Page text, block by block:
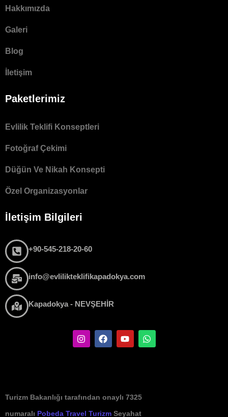
Hakkımızda
Galeri
Blog
İletişim
Paketlerimiz
Evlilik Teklifi Konseptleri
Fotoğraf Çekimi
Düğün Ve Nikah Konsepti
Özel Organizasyonlar
İletişim Bilgileri
+90-545-218-20-60
info@evlilikteklifikapadokya.com
Kapadokya - NEVŞEHİR
Turizm Bakanlığı tarafından onaylı 7325
numaralı Pobeda Travel Turizm Seyahat